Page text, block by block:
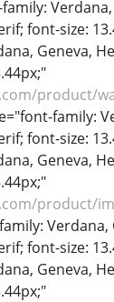
Verdana,
font-size:
Geneva,
product/
family:
font-size:
Geneva,
product/
Verdana,
font-size:
Geneva,